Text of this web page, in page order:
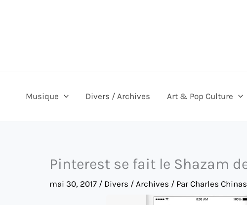
Musique Divers / Archives Art & Pop Culture
Pinterest se fait le Shazam
mai 30, 2017 / Divers / Archives / ParCharles